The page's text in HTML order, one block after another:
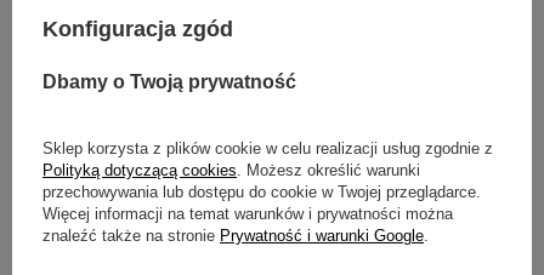
najciekawsze pytania i odpowiedzi publikując
dla innych.
SZCZEGÓŁOWE DANE
Marka Cedrus
Konfiguracja zgód
Dbamy o Twoją prywatność
Sklep korzysta z plików cookie w celu realizacji usług zgodnie z
Polityką dotyczącą cookies . Możesz określić warunki
przechowywania lub dostępu do cookie w Twojej przeglądarce.
Więcej informacji na temat warunków i prywatności można
znaleźć także na stronie Prywatność i warunki Google